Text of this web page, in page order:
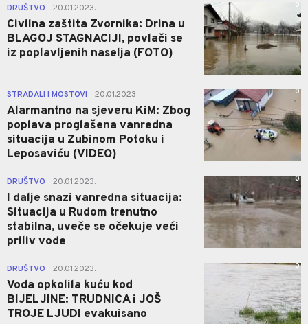
DRUŠTVO 20.01.2023.
Civilna zaštita Zvornika: Drina u
BLAGOJ STAGNACIJI, povlači se
iz poplavljenih naselja (FOTO)
0
STRADALI I MOSTOVI 20.01.2023.
Alarmantno na sjeveru KiM: Zbog
poplava proglašena vanredna
situacija u Zubinom Potoku i
Leposaviću (VIDEO)
0
DRUŠTVO 20.01.2023.
I dalje snazi vanredna situacija:
Situacija u Rudom trenutno
stabilna, uveče se očekuje veći
priliv vode
0
DRUŠTVO 20.01.2023.
Voda opkolila kuću kod
BIJELJINE: TRUDNICA i JOŠ
TROJE LJUDI evakuisano
0